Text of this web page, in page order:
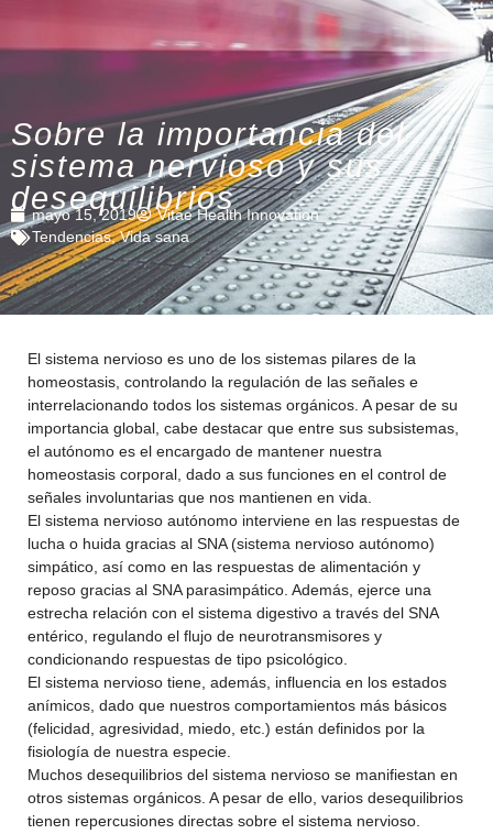
Sobre la importancia del
sistema nervioso y sus
desequilibrios
mayo 15, 2019
Vitae Health Innovation
Tendencias,Vida sana
El sistema nervioso es uno de los sistemas pilares de la
homeostasis, controlando la regulación de las señales e
interrelacionando todos los sistemas orgánicos. A pesar de su
importancia global, cabe destacar que entre sus subsistemas,
el autónomo es el encargado de mantener nuestra
homeostasis corporal, dado a sus funciones en el control de
señales involuntarias que nos mantienen en vida.
El sistema nervioso autónomo interviene en las respuestas de
lucha o huida gracias al SNA (sistema nervioso autónomo)
simpático, así como en las respuestas de alimentación y
reposo gracias al SNA parasimpático. Además, ejerce una
estrecha relación con el sistema digestivo a través del SNA
entérico, regulando el flujo de neurotransmisores y
condicionando respuestas de tipo psicológico.
El sistema nervioso tiene, además, influencia en los estados
anímicos, dado que nuestros comportamientos más básicos
(felicidad, agresividad, miedo, etc.) están definidos por la
fisiología de nuestra especie.
Muchos desequilibrios del sistema nervioso se manifiestan en
otros sistemas orgánicos. A pesar de ello, varios desequilibrios
tienen repercusiones directas sobre el sistema nervioso.